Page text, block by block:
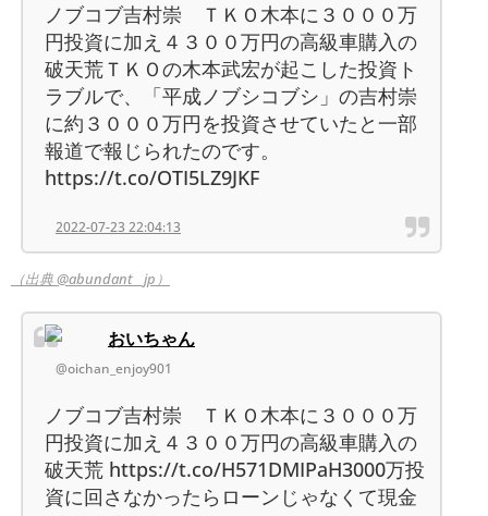
ノブコブ吉村崇 ＴＫＯ木本に３０００万
円投資に加え４３００万円の高級車購入の
破天荒ＴＫＯの木本武宏が起こした投資ト
ラブルで、「平成ノブシコブシ」の吉村崇
に約３０００万円を投資させていたと一部
報道で報じられたのです。
https://t.co/OTI5LZ9JKF
2022-07-23 22:04:13
（出典 @abundant__jp）
おいちゃん
@oichan_enjoy901
ノブコブ吉村崇 ＴＫＯ木本に３０００万
円投資に加え４３００万円の高級車購入の
破天荒 https://t.co/H571DMIPaH3000万投
資に回さなかったらローンじゃなくて現金